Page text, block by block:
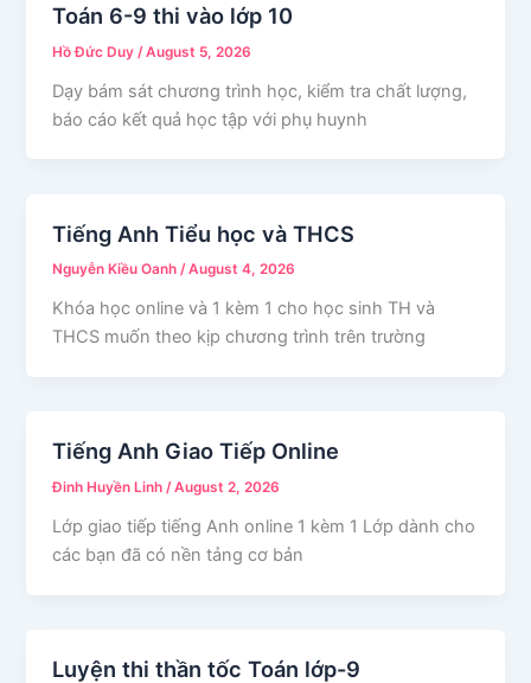
Toán 6-9 thi vào lớp 10
Hồ Đức Duy /August 5, 2026
Dạy bám sát chương trình học, kiểm tra chất lượng,
báo cáo kết quả học tập với phụ huynh
Tiếng Anh Tiểu học và THCS
Nguyễn Kiều Oanh/August 4, 2026
Khóa học online và 1 kèm 1 cho học sinh TH và
THCS muốn theo kịp chương trình trên trường
Tiếng Anh Giao Tiếp Online
Đinh Huyền Linh/August 2, 2026
Lớp giao tiếp tiếng Anh online 1 kèm 1 Lớp dành cho
các bạn đã có nền tảng cơ bản
Luyện thi thần tốc Toán lớp-9